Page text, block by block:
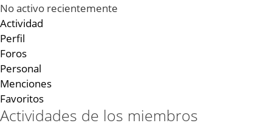
No activo recientemente
Actividad
Perfil
Foros
Personal
Menciones
Favoritos
Actividades de los miembros